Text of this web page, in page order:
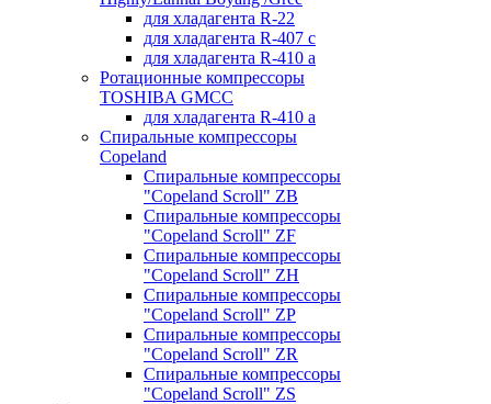
для хладагента R-22
для хладагента R-407 с
для хладагента R-410 а
Ротационные компрессоры
TOSHIBA GMCC
для хладагента R-410 а
Спиральные компрессоры
Copeland
Спиральные компрессоры
"Copeland Scroll" ZB
Спиральные компрессоры
"Copeland Scroll" ZF
Спиральные компрессоры
"Copeland Scroll" ZH
Спиральные компрессоры
"Copeland Scroll" ZP
Спиральные компрессоры
"Copeland Scroll" ZR
Спиральные компрессоры
"Copeland Scroll" ZS